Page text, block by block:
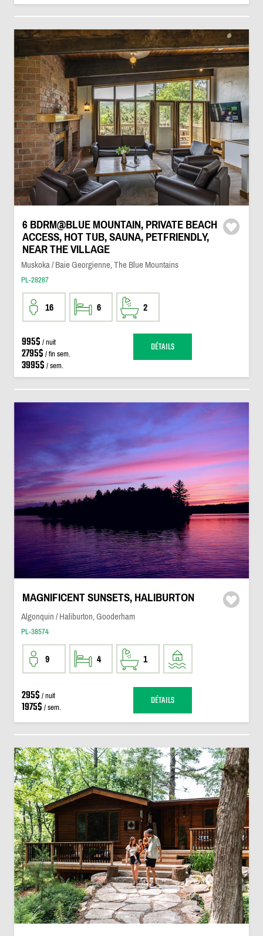
6 BDRM@BLUE MOUNTAIN, PRIVATE BEACH
ACCESS, HOT TUB, SAUNA, PETFRIENDLY,
NEAR THE VILLAGE
Muskoka / Baie Georgienne, The Blue Mountains
PL-28287
16 6 2
995$ / nuit
2795$ / fin sem.
3995$ / sem.
DÉTAILS
MAGNIFICENT SUNSETS, HALIBURTON
Algonquin / Haliburton, Gooderham
PL-38574
9 4 1
295$ / nuit
1975$ / sem. DÉTAILS